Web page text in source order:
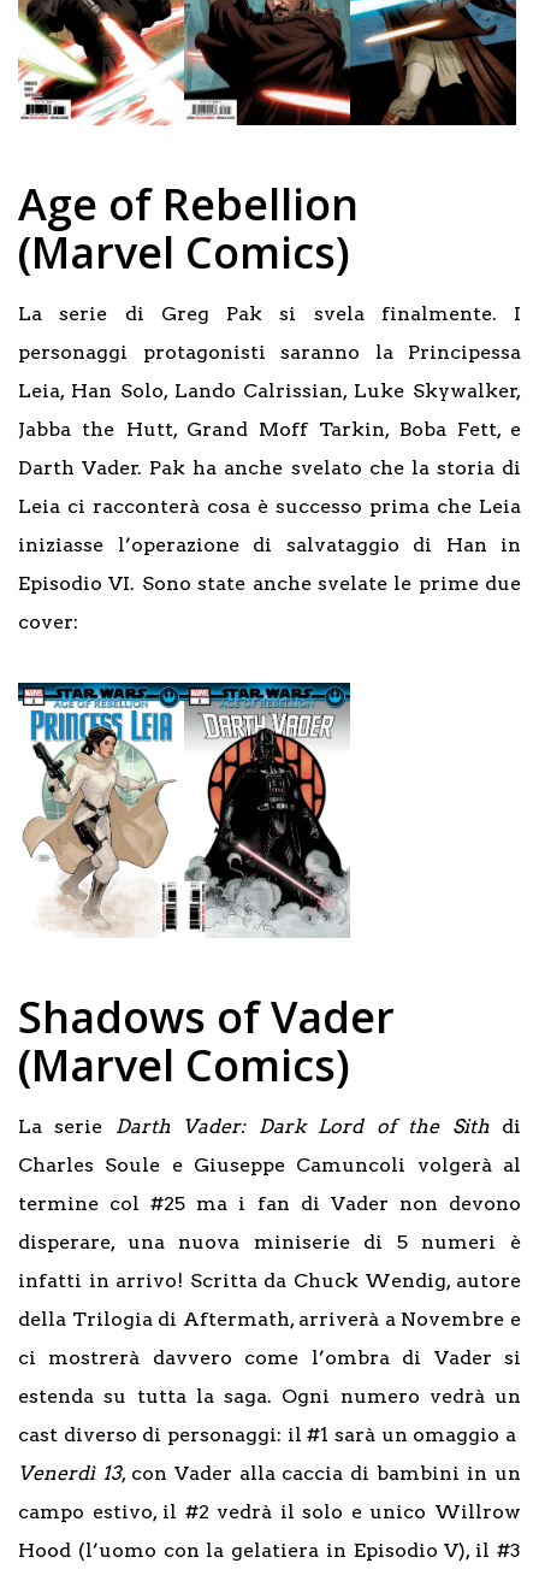
Age of Rebellion
(Marvel Comics)
La serie di Greg Pak si svela finalmente. I
personaggi protagonisti saranno la Principessa
Leia, Han Solo, Lando Calrissian, Luke Skywalker,
Jabba the Hutt, Grand Moff Tarkin, Boba Fett, e
Darth Vader. Pak ha anche svelato che la storia di
Leia ci racconterà cosa è successo prima che Leia
iniziasse l’operazione di salvataggio di Han in
Episodio VI. Sono state anche svelate le prime due
cover:
Shadows of Vader
(Marvel Comics)
La serie Darth Vader: Dark Lord of the Sithdi
Charles Soule e Giuseppe Camuncoli volgerà al
termine col #25 ma i fan di Vader non devono
disperare, una nuova miniserie di 5 numeri è
infatti in arrivo! Scritta da Chuck Wendig, autore
della Trilogia di Aftermath, arriverà a Novembre e
ci mostrerà davvero come l’ombra di Vader si
estenda su tutta la saga. Ogni numero vedrà un
cast diverso di personaggi: il #1 sarà un omaggio a
Venerdì 13, con Vader alla caccia di bambini in un
campo estivo, il #2 vedrà il solo e unico Willrow
Hood (l’uomo con la gelatiera in Episodio V), il #3